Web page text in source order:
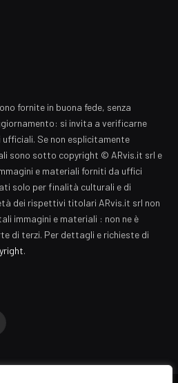
fornite in buona fede, senza
si invita a verificarne
Se non esplicitamente
sono sotto copyright © ARvis.it srl e
e materiali forniti da uffici
solo per finalità culturali e di
dei rispettivi titolari ARvis.it srl non
immagini e materiali : non ne è
di terzi. Per dettagli e richieste di
.